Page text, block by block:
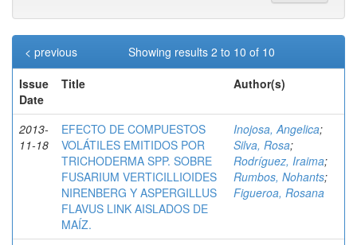
Showing results 2 to 10 of 10
< previous
Issue
Date
Title Author(s)
2013-
11-18
EFECTO DE COMPUESTOS
VOLÁTILES EMITIDOS POR
TRICHODERMA SPP. SOBRE
FUSARIUM VERTICILLIOIDES
NIRENBERG Y ASPERGILLUS
FLAVUS LINK AISLADOS DE
MAÍZ.
Inojosa, Angelica;
Silva, Rosa;
Rodríguez, Iraima;
Rumbos, Nohants;
Figueroa, Rosana